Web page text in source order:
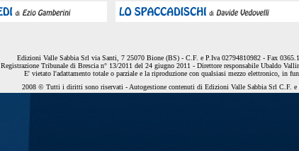
Edizioni Valle Sabbia Srl via Santi, 7 25070 Bione (BS) - C.F. e P.Iva 02794810982 - Fax
Registrazione Tribunale di Brescia n° 13/2011 del 24 giugno 2011 - Direttore responsabile Ubaldo
E' vietato l'adattamento totale o parziale e la riproduzione con qualsiasi mezzo elettronico, in
2008 © Tutti i diritti sono riservati - Autogestione contenuti di Edizioni Valle Sabbia Srl C.F. e